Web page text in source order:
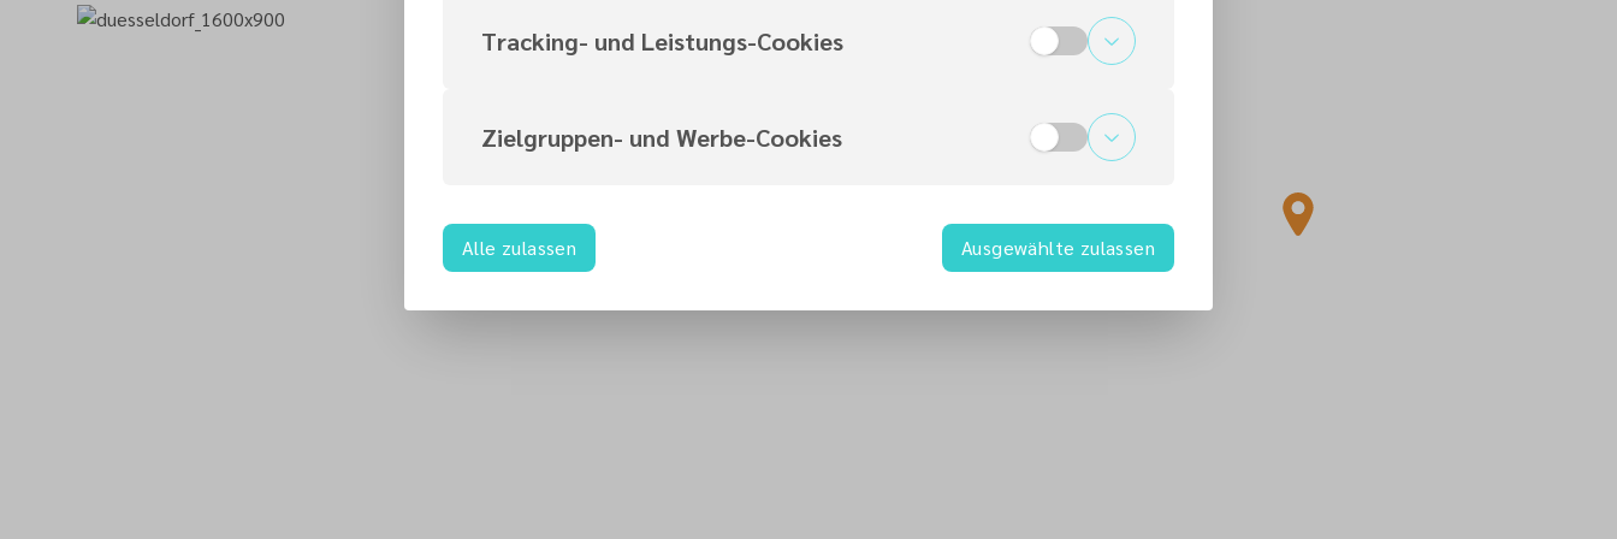
Tracking- und Leistungs-Cookies
Zielgruppen- und Werbe-Cookies
Alle zulassen Ausgewählte zulassen